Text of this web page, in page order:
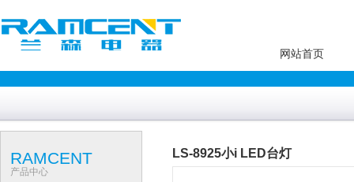
网站首页
RAMCENT
产品中心
LS-8925小i LED台灯